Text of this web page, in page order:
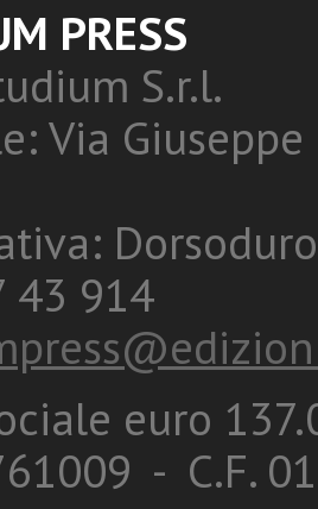
PRESS
S.r.l.
Via
43 914
euro
- C.F.